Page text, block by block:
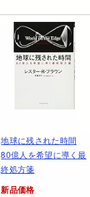
地球に残された時間
80億人を希望に導く最
終処方箋
新品価格